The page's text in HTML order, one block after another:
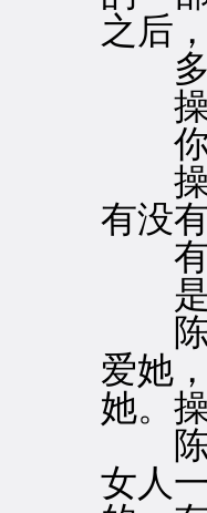
之后
多
操
你
操
有没
有
是
陈
爱她
她。操
陈
女人